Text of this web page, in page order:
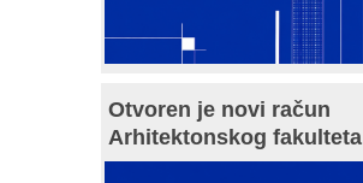
Otvoren je novi račun
Arhitektonskog fakulteta